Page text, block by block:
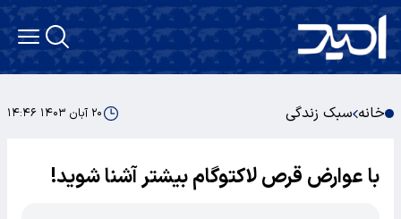
خانه سبک زندگی ۲۰ آبان ۱۴۰۳ ۱۴:۴۶
با عوارض قرص لاکتوگام بیشتر آشنا شوید!